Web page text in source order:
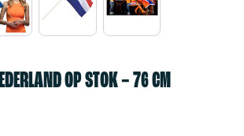
OP STOK – 76 CM